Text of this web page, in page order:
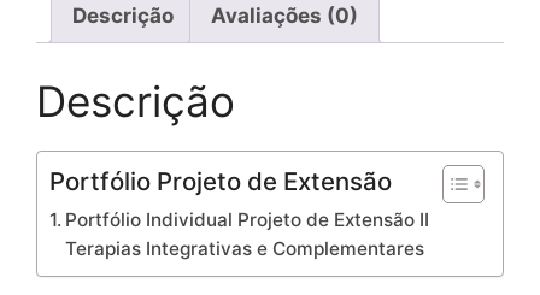
Descrição Avaliações (0)
Descrição
Portfólio Projeto de Extensão
Portfólio Individual Projeto de Extensão II
Terapias Integrativas e Complementares